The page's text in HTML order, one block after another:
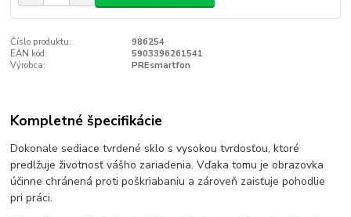
Číslo produktu:
986254
EAN kód:
5903396261541
Výrobca:
PREsmartfon
Kompletné špecifikácie
Dokonale sediace tvrdené sklo s vysokou tvrdosťou, ktoré
predlžuje životnosť vášho zariadenia. Vďaka tomu je obrazovka
účinne chránená proti poškriabaniu a zároveň zaisťuje pohodlie
pri práci.